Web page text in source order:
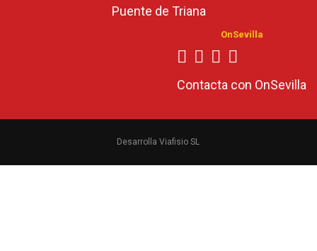
Puente de Triana
OnSevilla
Contacta con OnSevilla
Desarrolla Viafisio SL